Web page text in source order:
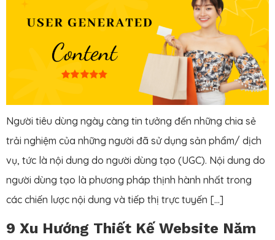
Người tiêu dùng ngày càng tin tưởng đến những chia sẻ
trải nghiệm của những người đã sử dụng sản phẩm/ dịch
vụ, tức là nội dung do người dùng tạo (UGC). Nội dung do
người dùng tạo là phương pháp thịnh hành nhất trong
các chiến lược nội dung và tiếp thị trực tuyến […]
9 Xu Hướng Thiết Kế Website Năm